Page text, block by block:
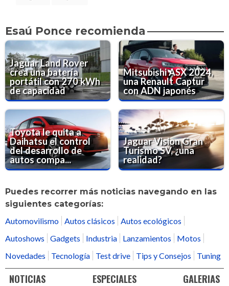
Esaú Ponce recomienda
Jaguar Land Rover
crea una batería
portátil con 270 kWh
de capacidad
Mitsubishi ASX 2024,
una Renault Captur
con ADN japonés
Toyota le quita a
Daihatsu el control
del desarrollo de
autos compa...
Jaguar Vision Gran
Turismo SV, ¿una
realidad?
Puedes recorrer más noticias navegando en las
siguientes categorías:
Automovilismo Autos clásicos
Autos ecológicos
Autoshows
Gadgets Industria Lanzamientos
Motos
Novedades
Tecnología Test drive Tips y Consejos Tuning
NOTICIAS ESPECIALES GALERIAS